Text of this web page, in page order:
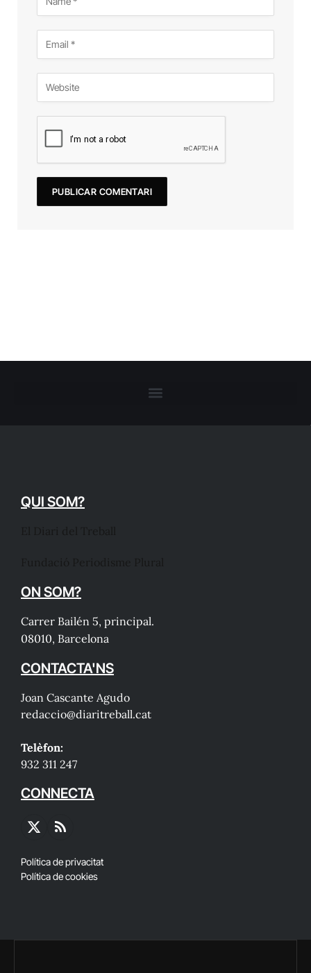
QUI SOM?
ON SOM?
Carrer Bailén 5, principal.
08010, Barcelona
CONTACTA'NS
Joan Cascante Agudo
redaccio@diaritreball.cat
Telèfon:
932 311 247
CONNECTA
X
RSS
Política de privacitat
Política de cookies